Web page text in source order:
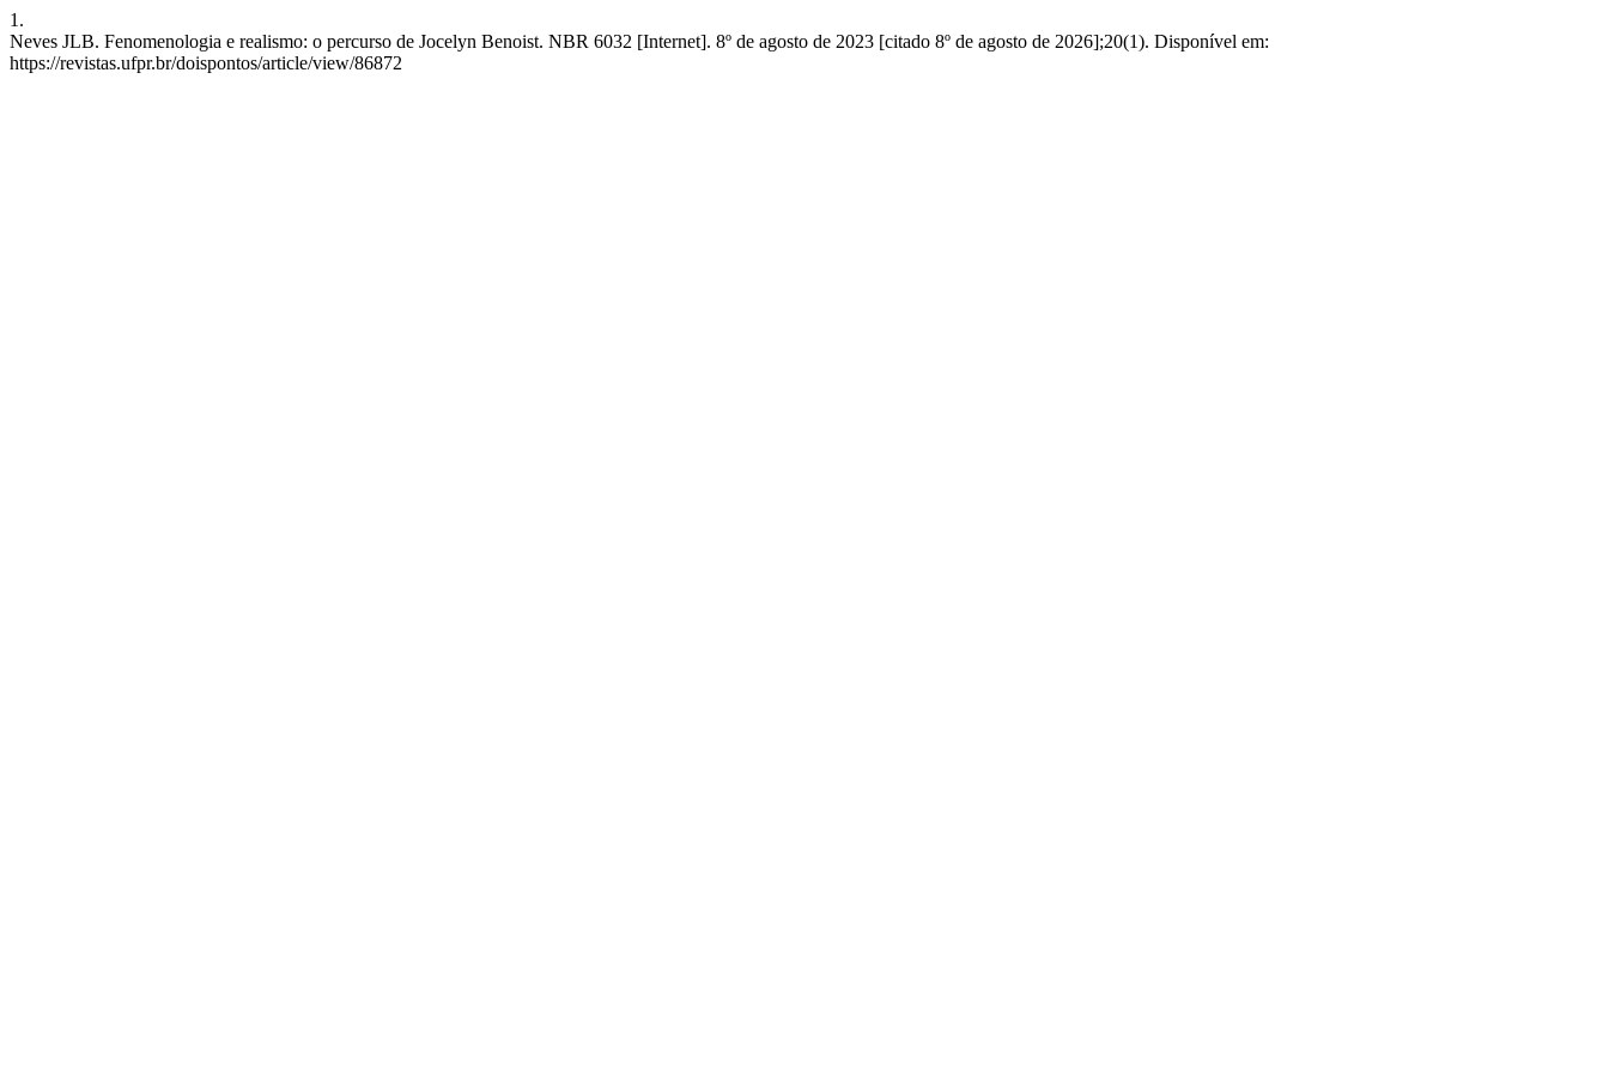
1.
Neves JLB. Fenomenologia e realismo: o percurso de Jocelyn Benoist. NBR 6032 [Internet]. 8º de agosto de 2023 [citado 8º de agosto de 2026];20(1). Disponível em:
https://revistas.ufpr.br/doispontos/article/view/86872